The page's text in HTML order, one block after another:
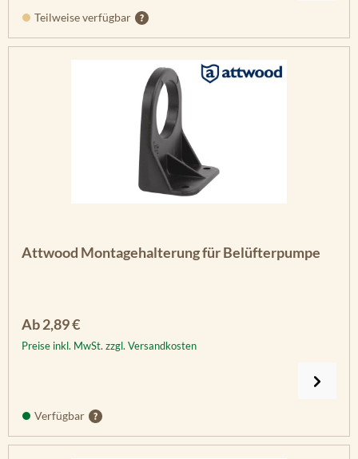
Teilweise verfügbar
Attwood Montagehalterung für Belüfterpumpe
Regulärer Preis:
Ab2,89 €
Preise inkl. MwSt. zzgl. Versandkosten
Verfügbar